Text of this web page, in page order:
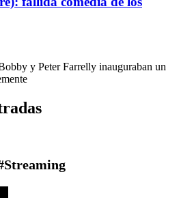
y Peter Farrelly inauguraban un